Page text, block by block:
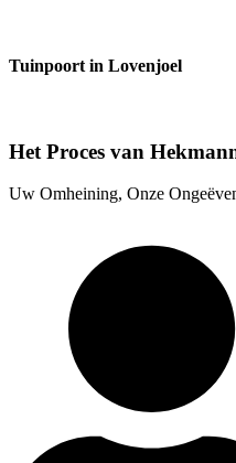
Tuinpoort in Lovenjoel
Het Proces van
Uw Omheining, Onze